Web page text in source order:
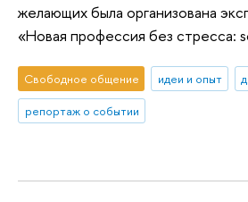
желающих была организована
«Новая профессия без стресса:
Свободное общение идеи и опыт
репортаж о событии